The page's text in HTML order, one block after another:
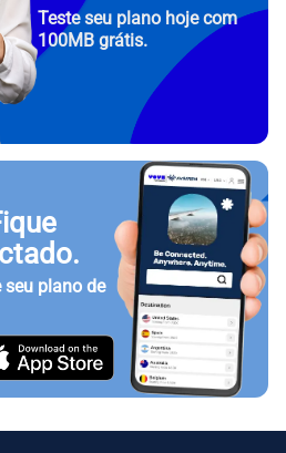
Teste seu plano hoje com
100MB grátis.
seu plano de